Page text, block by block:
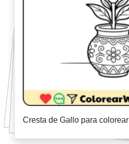
Cresta de Gallo para colorear